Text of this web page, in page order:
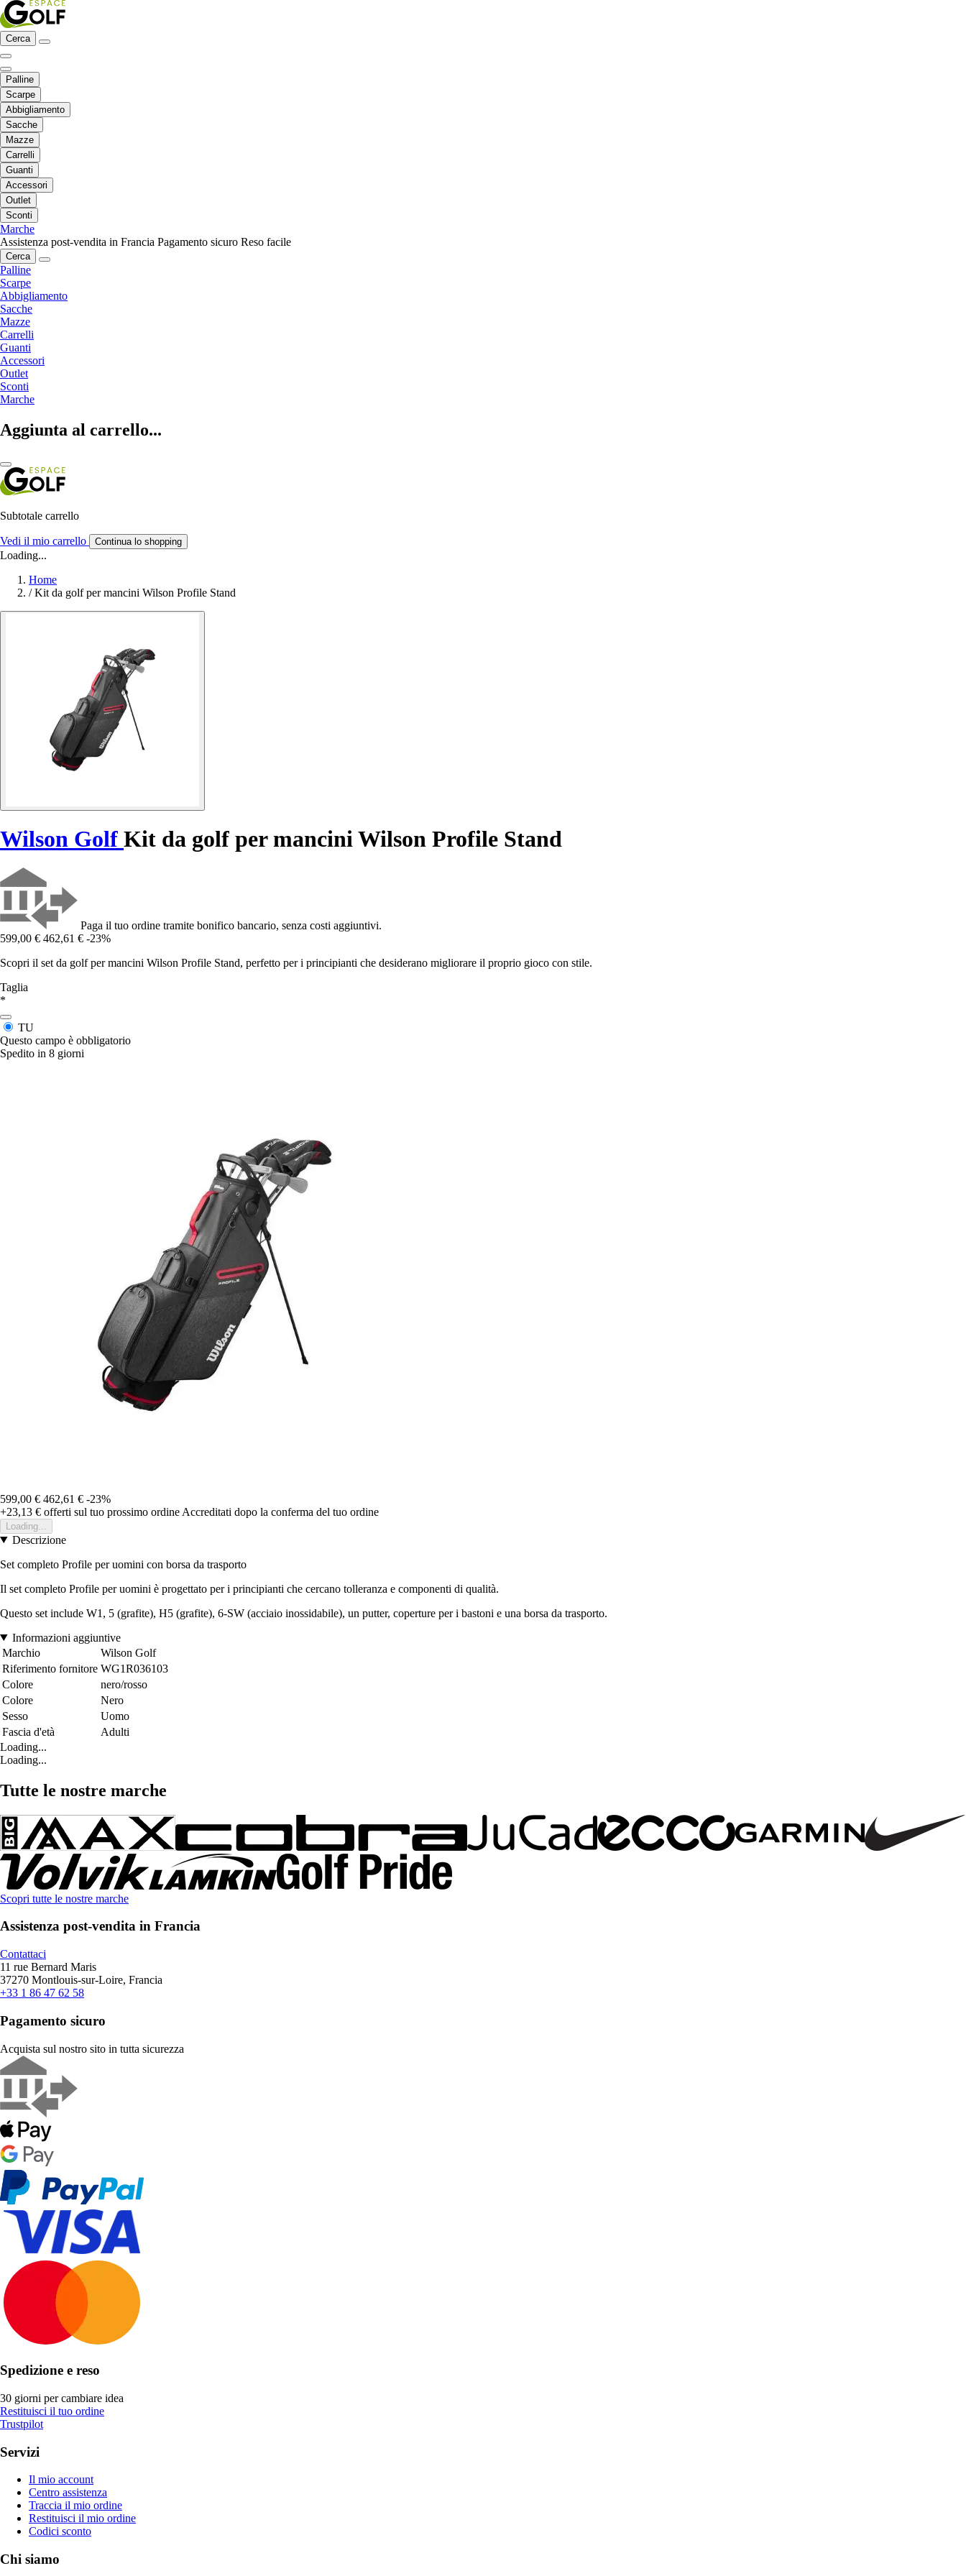
Cerca
Palline
Scarpe
Abbigliamento
Sacche
Mazze
Carrelli
Guanti
Accessori
Outlet
Sconti
Marche
Assistenza post-vendita in Francia Pagamento sicuro Reso facile
Cerca
Palline
Scarpe
Abbigliamento
Sacche
Mazze
Carrelli
Guanti
Accessori
Outlet
Sconti
Marche
Aggiunta al carrello...
Subtotale carrello
Vedi il mio carrello Continua lo shopping
Loading...
Home
/ Kit da golf per mancini Wilson Profile Stand
Wilson Golf Kit da golf per mancini Wilson Profile Stand
Paga il tuo ordine tramite bonifico bancario, senza costi aggiuntivi.
599,00 € 462,61 € -23%
Scopri il set da golf per mancini Wilson Profile Stand, perfetto per i principianti che desiderano migliorare il proprio gioco con stile.
Taglia
*
TU
Questo campo è obbligatorio
Spedito in 8 giorni
599,00 € 462,61 € -23%
+23,13 € offerti sul tuo prossimo ordine Accreditati dopo la conferma del tuo ordine
Loading...
Descrizione
Set completo Profile per uomini con borsa da trasporto
Il set completo Profile per uomini è progettato per i principianti che cercano tolleranza e componenti di qualità.
Questo set include W1, 5 (grafite), H5 (grafite), 6-SW (acciaio inossidabile), un putter, coperture per i bastoni e una borsa da trasporto.
Informazioni aggiuntive
Marchio
Wilson Golf
Riferimento fornitore WG1R036103
Colore
nero/rosso
Colore
Nero
Sesso
Uomo
Fascia d'età
Adulti
Loading...
Loading...
Tutte le nostre marche
Scopri tutte le nostre marche
Assistenza post-vendita in Francia
Contattaci
11 rue Bernard Maris
37270 Montlouis-sur-Loire, Francia
+33 1 86 47 62 58
Pagamento sicuro
Acquista sul nostro sito in tutta sicurezza
Spedizione e reso
30 giorni per cambiare idea
Restituisci il tuo ordine
Trustpilot
Servizi
Il mio account
Centro assistenza
Traccia il mio ordine
Restituisci il mio ordine
Codici sconto
Chi siamo